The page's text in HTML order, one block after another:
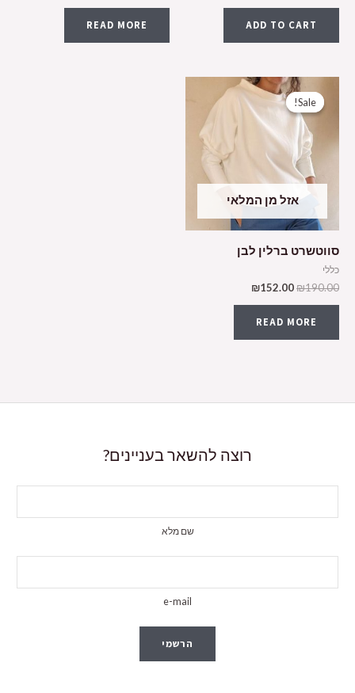
ADD TO CART
READ MORE
Sale!
אזל מן המלאי
Sale!
סווטשרט ברלין לבן
כללי
₪190.00
₪152.00
READ MORE
רוצה להשאר בעניינים?
שם מלא
e-mail
הרשמי